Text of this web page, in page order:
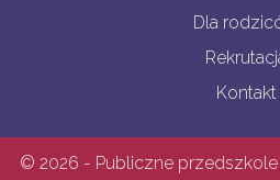
Dla
Kontakt
© 2026 - Publiczne